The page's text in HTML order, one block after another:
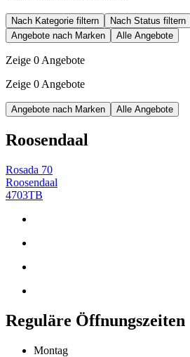
Nach Kategorie filtern
Nach Status filtern
Angebote nach Marken
Alle Angebote
Zeige 0 Angebote
Zeige 0 Angebote
Angebote nach Marken Alle Angebote
Roosendaal
Rosada 70
Roosendaal
4703TB
Reguläre Öffnungszeiten
Montag